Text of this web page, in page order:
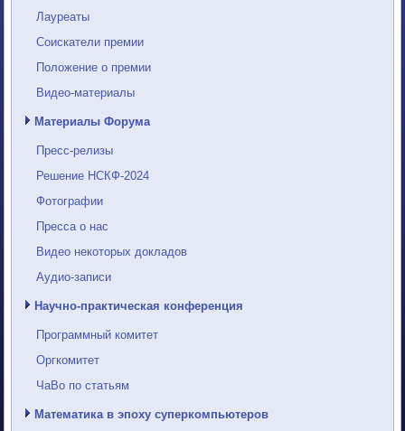
Лауреаты
Соискатели премии
Положение о премии
Видео-материалы
Материалы Форума
Пресс-релизы
Решение НСКФ-2024
Фотографии
Пресса о нас
Видео некоторых докладов
Аудио-записи
Научно-практическая конференция
Программный комитет
Оргкомитет
ЧаВо по статьям
Математика в эпоху суперкомпьютеров